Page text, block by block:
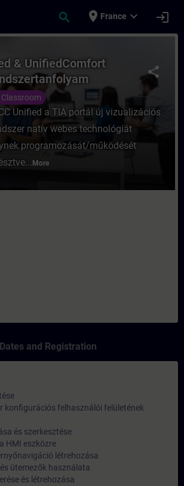
search place France expand_more login
Unified &
share
& UnifiedComfort
Unified a TIA portál új vizualizációs
natív webes technológiát
programozását/működését
More
Dates and Registration
konfigurációs felhasználói felületének
és szerkesztése
HMI eszközre
létrehozása
ütemezők használata
és létrehozása